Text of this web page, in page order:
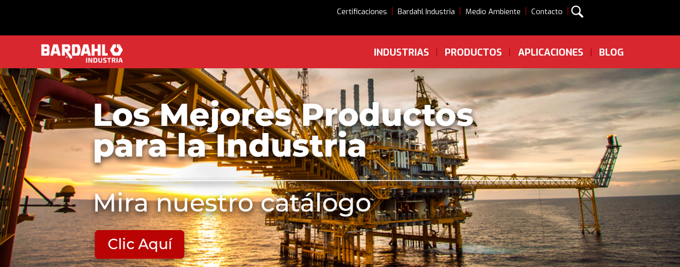
Certificaciones | Bardahl Industria | Medio Ambiente | Contacto |
INDUSTRIAS | PRODUCTOS | APLICACIONES | BLOG